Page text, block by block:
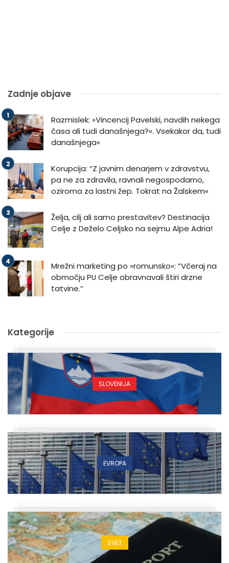
Zadnje objave
Razmislek: »Vincencij Pavelski, navdih nekega
časa ali tudi današnjega?«. Vsekakor da, tudi
današnjega«
Korupcija: “Z javnim denarjem v zdravstvu,
pa ne za zdravila, ravnali negospodarno,
oziroma za lastni žep. Tokrat na Žalskem«
Želja, cilj ali samo prestavitev? Destinacija
Celje z Deželo Celjsko na sejmu Alpe Adria!
Mrežni marketing po »romunsko«: “Včeraj na
območju PU Celje obravnavali štiri drzne
tatvine.”
Kategorije
SLOVENIJA
EVROPA
SVET